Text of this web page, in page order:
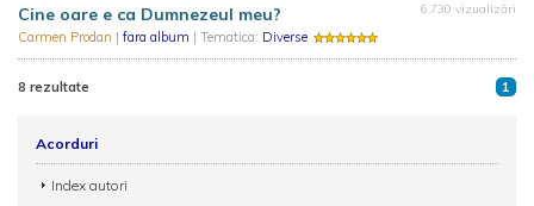
Cine oare e ca Dumnezeul meu?
Carmen Prodan | fara album | Tematica: Diverse
6.730 vizualizări
8 rezultate 1
Acorduri
Index autori